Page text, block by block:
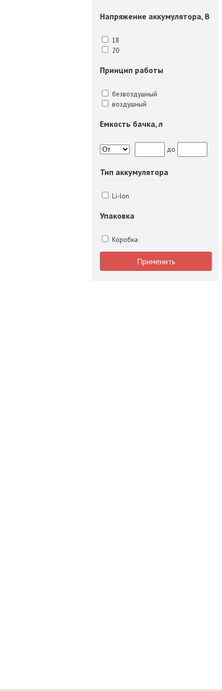
Напряжение аккумулятора, В
18
20
Принцип работы
безвоздушный
воздушный
Емкость бачка, л
до
Тип аккумулятора
Li-lon
Упаковка
Коробка
Применить